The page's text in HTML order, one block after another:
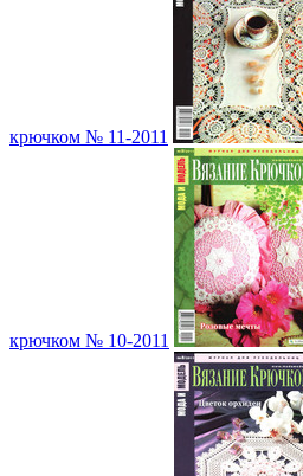
крючком № 11-2011
крючком № 10-2011